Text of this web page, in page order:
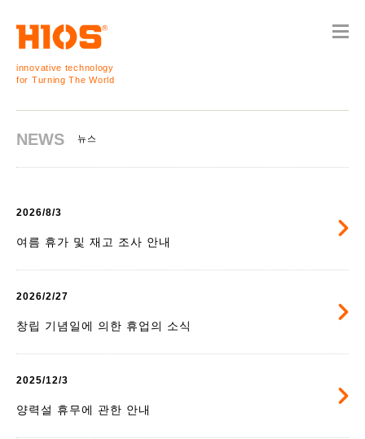
innovative technology
for Turning The World
NEWS 뉴스
2026/8/3
여름 휴가 및 재고 조사 안내
2026/2/27
창립 기념일에 의한 휴업의 소식
2025/12/3
양력설 휴무에 관한 안내